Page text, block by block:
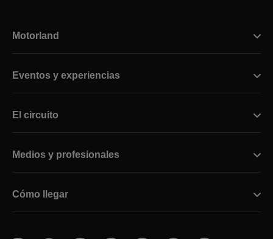
Motorland
Eventos y experiencias
El circuito
Medios y profesionales
Cómo llegar